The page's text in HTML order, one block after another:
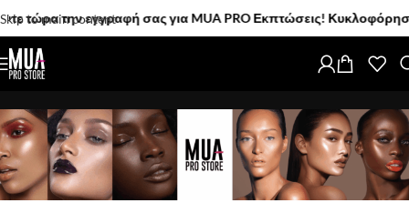
Skip to main content
τώρα την εγγραφή σας για MUA PRO Εκπτώσεις!